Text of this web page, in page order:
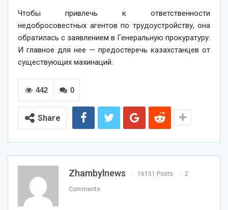
Чтобы привлечь к ответственности
недобросовестных агентов по трудоустройству, она
обратилась с заявлением в Генеральную прокуратуру.
И главное для нее — предостеречь казахстанцев от
существующих махинаций.
0
442
Share
Zhambylnews 16151 Posts 2
Comments